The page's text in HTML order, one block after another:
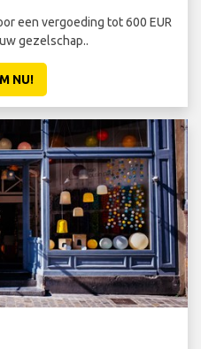
een vergoeding tot 600 EUR
gezelschap..
NU!